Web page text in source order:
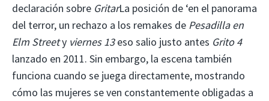
declaración sobre GritarLa posición de ‘en el panorama
del terror, un rechazo a los remakes de Pesadilla en
Elm Streety viernes 13eso salio justo antes Grito 4
lanzado en 2011. Sin embargo, la escena también
funciona cuando se juega directamente, mostrando
cómo las mujeres se ven constantemente obligadas a